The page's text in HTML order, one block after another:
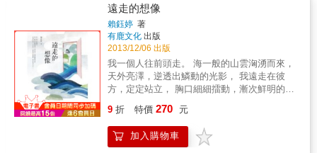
不擅長安排行程卻蠢蠢欲動的人一個新的選擇
－熱血的台灣魂，甦醒！ & 假日不再去哪都人
擠人，打開懶人包，發現原來短短的兩天一夜
你也可以這樣玩。照著動線出發，熱血的活
動、道地的美食、在地的美景，一次收錄三種
滿足！ & 5顆星等級分類，從簡單的開始達
成！逐步實現10大挑戰並不難。 & 給沒有挑戰
起勇氣完成第一個，就想挑戰第二個。透過這
10件事，開發出自己更大的可能與極限！ & 上
山、下海、空中飛，海陸空三大體驗全收錄。
了它至少就多了一個動力，在不如意的時候它
更會是一種慰藉或寄託。」 十年前吳念真老師
的這段話，讓他在十年後選擇放逐自己，開始
在美麗島嶼上漂流。 他在北投圖書館── 漫步
在時間迴廊中，伴著懷舊那卡西的節奏，浸在
過去的溫泉裡，回味起那段屬於北投的黃金年
代。 他在台東都蘭灣── 懷念起某一年的衝
浪、啤酒與友誼，美麗的海灣而今卻成了財團
利益下的犧牲品，徒留曾經的美在回憶裡激起
過的白頭翁，思念起家中的白頭翁，父親的愛
如同澄清湖上的漣漪一般，一圈一圈地在心底
遠走的想像
賴鈺婷 著
有鹿文化 出版
2013/12/06 出版
我一個人往前頭走。 海一般的山雲洶湧而來，
天外亮澤，逆透出鱗動的光影， 我遠走在彼
方，定定站立， 胸口細細擂動，漸次鮮明的心
婷開始一個人的流浪，追尋自我，那些一步步
走過的小鄉鎮，見過的小人物，那些平凡卻又
無比珍貴的小故事，交織她與這土地、這小島
9 折 特價 270 元
加入購物車